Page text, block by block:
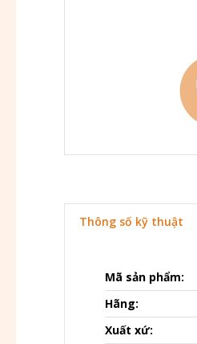
Thông số kỹ thuật
Mã sản phẩm:
Hãng:
Xuất xứ: